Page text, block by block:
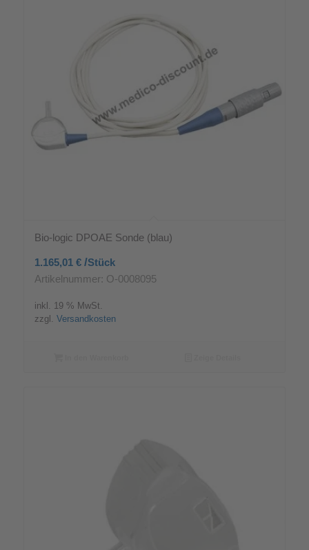
Bio-logic DPOAE Sonde (blau)
1.165,01 € /Stück
Artikelnummer: O-0008095
inkl. 19 % MwSt.
zzgl. Versandkosten